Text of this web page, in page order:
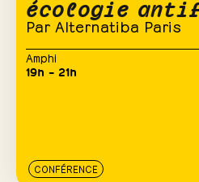
écologie
Par Alternatiba Paris
Amphi
19h – 21h
CONFÉRENCE